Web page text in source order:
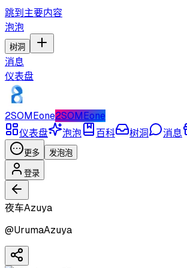
跳到主要内容
泡泡
树洞
消息
仪表盘
2SOMEone2SOMEone
仪表盘
泡泡 百科 树洞 消息
更多 发泡泡
登录
夜车Azuya
@UrumaAzuya